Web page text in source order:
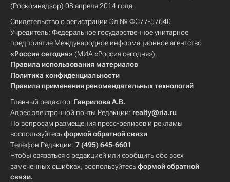
(Роскомнадзор) 08 апреля 2014 года.
Свидетельство о регистрации Эл № ФС77-57640
Учредитель: Федеральное государственное унитарное
предприятие Международное информационное агентство
«Россия сегодня» (МИА «Россия сегодня»).
Правила использования материалов
Политика конфиденциальности
Правила применения рекомендательных технологий
Главный редактор: Гаврилова А.В.
Адрес электронной почты Редакции: realty@ria.ru
По вопросам размещения пресс-релизов и рекламы
воспользуйтесьформой обратной связи
Телефон Редакции: 7 (495) 645-6601
Чтобы связаться с редакцией или сообщить обо всех
замеченных ошибках, воспользуйтесьформой обратной
связи.